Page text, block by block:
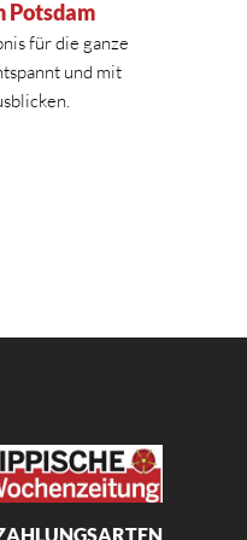
Potsdam
für die ganze
und mit